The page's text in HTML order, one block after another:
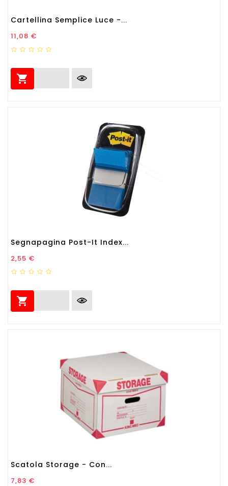
Cartellina Semplice Luce -...
Prezzo
11,08 €

Segnapagina Post-It Index...
Prezzo
2,55 €

Scatola Storage - Con...
Prezzo
7,83 €